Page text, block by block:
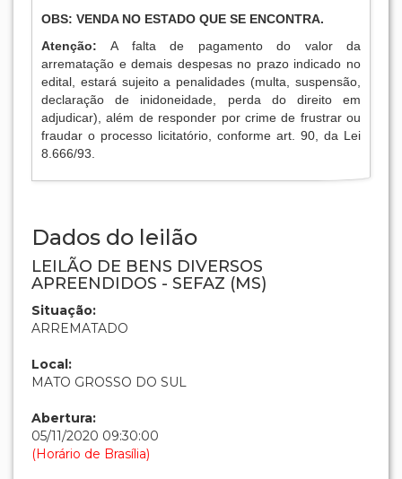
OBS: VENDA NO ESTADO QUE SE ENCONTRA.
Atenção:A falta de pagamento do valor da
arrematação e demais despesas no prazo indicado no
edital, estará sujeito a penalidades (multa, suspensão,
declaração de inidoneidade, perda do direito em
adjudicar), além de responder por crime de frustrar ou
fraudar o processo licitatório, conforme art. 90, da Lei
8.666/93.
Dados do leilão
LEILÃO DE BENS DIVERSOS
APREENDIDOS - SEFAZ (MS)
Situação:
ARREMATADO
Local:
MATO GROSSO DO SUL
Abertura:
05/11/2020 09:30:00
(Horário de Brasília)